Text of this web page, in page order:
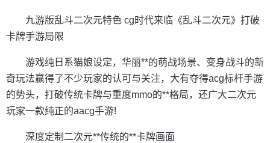
九游版乱斗二次元特色 cg时代来临《乱斗二次元》打破
卡牌手游局限
游戏纯日系猫娘设定，华丽**的萌战场景、变身战斗的新
奇玩法赢得了不少玩家的认可与关注，大有夺得acg标杆手游
的势头，打破传统卡牌与重度mmo的**格局，还广大二次元
玩家一款纯正的aacg手游!
深度定制二次元**传统的**卡牌画面